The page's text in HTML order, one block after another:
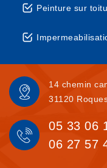
Peinture sur
14 chemin
31120
05 33 06
06 27 57